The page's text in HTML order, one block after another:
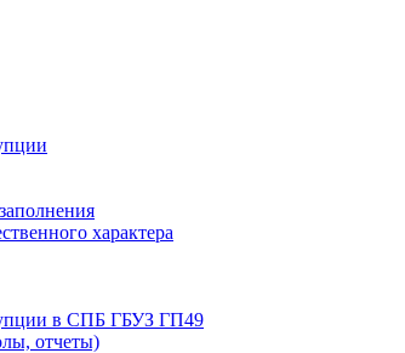
характера
в СПБ ГБУЗ ГП49
отчеты)